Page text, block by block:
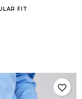
FIT
favorite_border